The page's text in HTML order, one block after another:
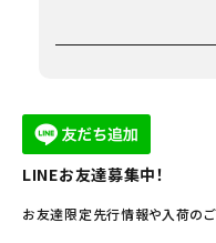
LINEお友達募集中！
お友達限定先行情報や入荷のご